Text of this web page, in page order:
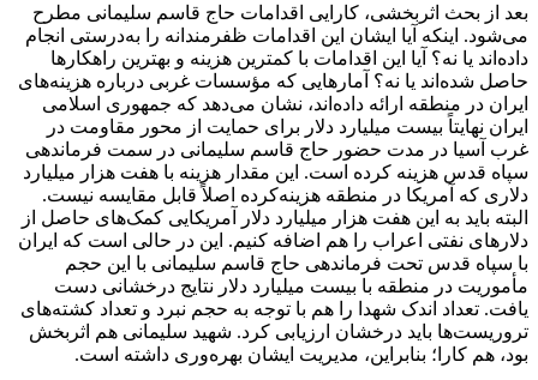
بعد از بحث اثربخشی، کارایی اقدامات حاج قاسم سلیمانی مطرح
می‌شود. اینکه آیا ایشان این اقدامات ظفرمندانه را به‌درستی انجام
داده‌اند یا نه؟ آیا این اقدامات با کمترین هزینه و بهترین راهکارها
حاصل شده‌اند یا نه؟ آمارهایی که مؤسسات غربی درباره هزینه‌‌های
ایران در منطقه ارائه داده‌اند، نشان می‌دهد که جمهوری اسلامی
ایران نهایتاً بیست میلیارد دلار برای حمایت از محور مقاومت در
غرب آسیا در مدت حضور حاج قاسم سلیمانی در سمت فرماندهی
سپاه قدس هزینه کرده است. این مقدار هزینه با هفت هزار میلیارد
دلاری که آمریکا در منطقه هزینه‌کرده اصلاً قابل مقایسه نیست.
البته باید به این هفت هزار میلیارد دلار آمریکایی کمک‌های حاصل از
دلارهای نفتی اعراب را هم اضافه کنیم. این در حالی است که ایران
با سپاه قدس تحت فرماندهی حاج قاسم سلیمانی با این حجم
مأموریت در منطقه با بیست میلیارد دلار نتایج درخشانی دست
یافت. تعداد اندک شهدا را هم با توجه به حجم نبرد و تعداد کشته‌های
تروریست‌ها باید درخشان ارزیابی کرد. شهید سلیمانی هم اثربخش
بود، هم کارا؛ بنابراین، مدیریت ایشان بهره‌وری داشته است.